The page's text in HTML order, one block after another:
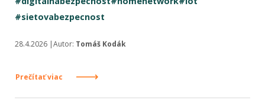
#sietovabezpecnost
28.4.2026 |Autor: Tomáš Kodák
Prečítať viac